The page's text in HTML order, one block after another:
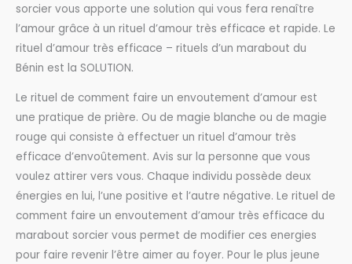
sorcier vous apporte une solution qui vous fera renaître
l’amour grâce à un rituel d’amour très efficace et rapide. Le
rituel d’amour très efficace – rituels d’un marabout du
Bénin est la SOLUTION.
Le rituel de comment faire un envoutement d’amour est
une pratique de prière. Ou de magie blanche ou de magie
rouge qui consiste à effectuer un rituel d’amour très
efficace d’envoûtement. Avis sur la personne que vous
voulez attirer vers vous. Chaque individu possède deux
énergies en lui, l’une positive et l’autre négative. Le rituel de
comment faire un envoutement d’amour très efficace du
marabout sorcier vous permet de modifier ces energies
pour faire revenir l’être aimer au foyer. Pour le plus jeune